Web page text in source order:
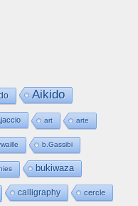
Aikido
art arte
b.Gassibi
bukiwaza
calligraphy cercle